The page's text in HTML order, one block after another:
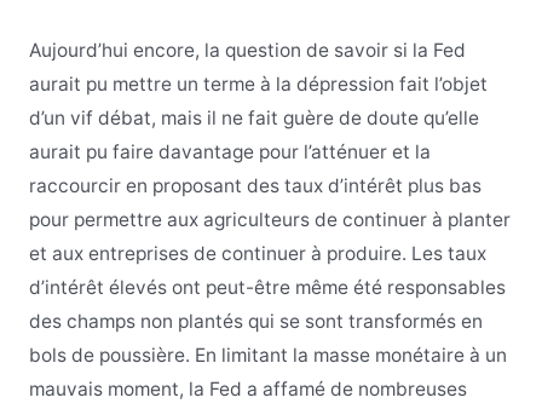
Aujourd’hui encore, la question de savoir si la Fed
aurait pu mettre un terme à la dépression fait l’objet
d’un vif débat, mais il ne fait guère de doute qu’elle
aurait pu faire davantage pour l’atténuer et la
raccourcir en proposant des taux d’intérêt plus bas
pour permettre aux agriculteurs de continuer à planter
et aux entreprises de continuer à produire. Les taux
d’intérêt élevés ont peut-être même été responsables
des champs non plantés qui se sont transformés en
bols de poussière. En limitant la masse monétaire à un
mauvais moment, la Fed a affamé de nombreuses